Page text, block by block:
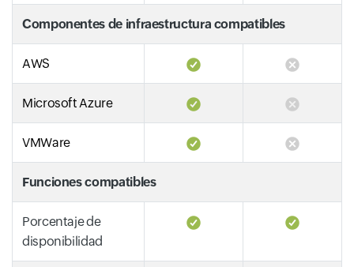
Componentes de infraestructura compatibles
AWS
Microsoft Azure
VMWare
Funciones compatibles
Porcentaje de
disponibilidad